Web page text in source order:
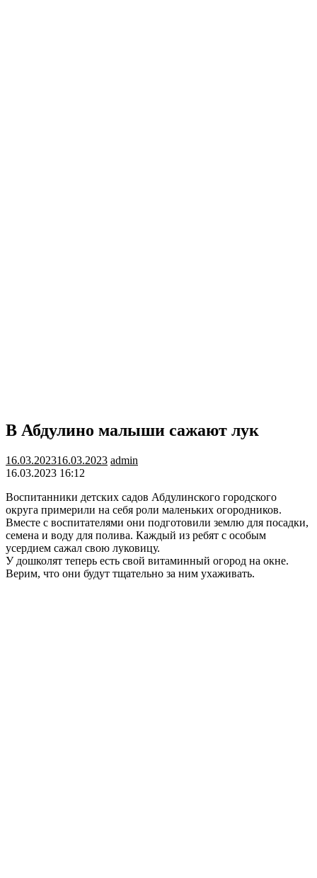
В Абдулино малыши сажают лук
16.03.202316.03.2023 admin
16.03.2023 16:12
Воспитанники детских садов Абдулинского городского
округа примерили на себя роли маленьких огородников.
Вместе с воспитателями они подготовили землю для посадки,
семена и воду для полива. Каждый из ребят с особым
усердием сажал свою луковицу.
У дошколят теперь есть свой витаминный огород на окне.
Верим, что они будут тщательно за ним ухаживать.